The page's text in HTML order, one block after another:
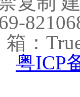
箱：
粤ICP